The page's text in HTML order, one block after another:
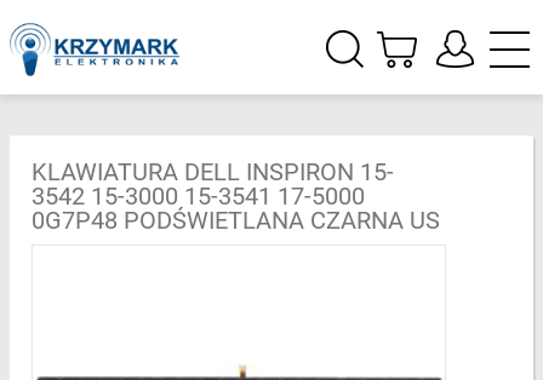
KLAWIATURA DELL INSPIRON 15-
3542 15-3000 15-3541 17-5000
0G7P48 PODŚWIETLANA CZARNA US